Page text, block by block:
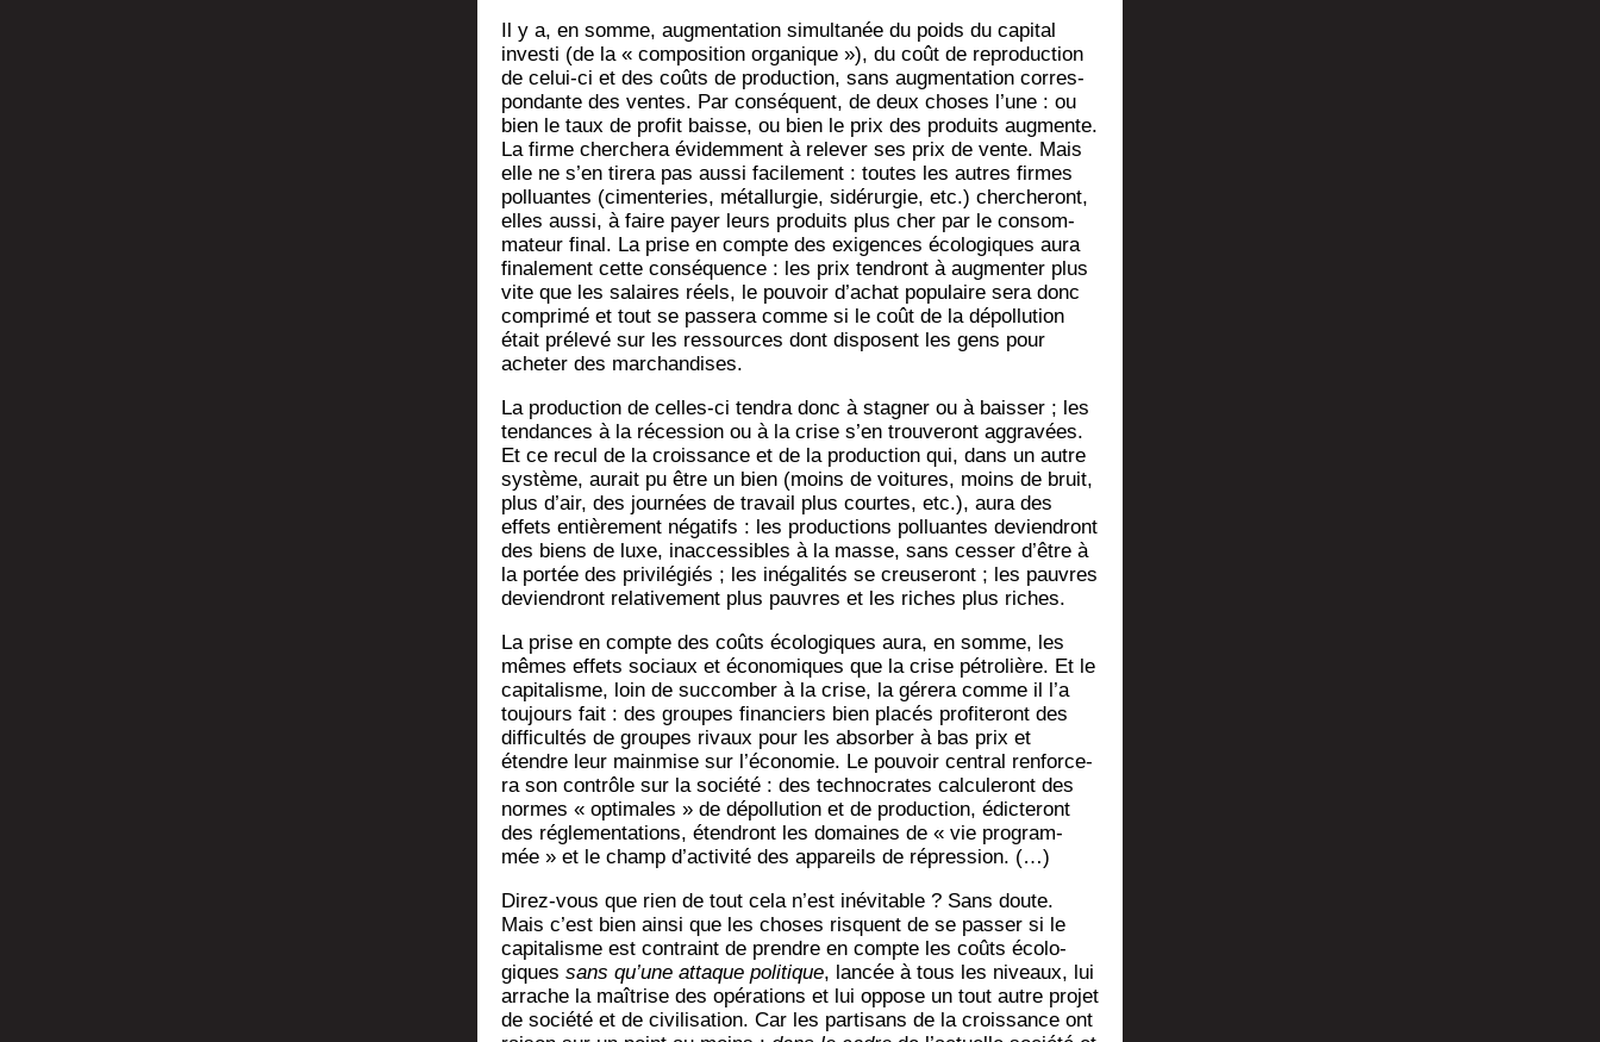
Il y a, en somme, aug­men­ta­tion simul­ta­née du poids du capi­tal
inves­ti (de la « com­po­si­tion orga­nique »), du coût de repro­duc­tion
de celui-ci et des coûts de pro­duc­tion, sans aug­men­ta­tion cor­res­
pon­dante des ventes. Par consé­quent, de deux choses l’une : ou
bien le taux de pro­fit baisse, ou bien le prix des pro­duits aug­mente.
La firme cher­che­ra évi­dem­ment à rele­ver ses prix de vente. Mais
elle ne s’en tire­ra pas aus­si faci­le­ment : toutes les autres firmes
pol­luantes (cimen­te­ries, métal­lur­gie, sidé­rur­gie, etc.) cher­che­ront,
elles aus­si, à faire payer leurs pro­duits plus cher par le consom­
ma­teur final. La prise en compte des exi­gences éco­lo­giques aura
fina­le­ment cette consé­quence : les prix ten­dront à aug­men­ter plus
vite que les salaires réels, le pou­voir d’achat popu­laire sera donc
com­pri­mé et tout se pas­se­ra comme si le coût de la dépol­lu­tion
était pré­le­vé sur les res­sources dont dis­posent les gens pour
ache­ter des marchandises.
La pro­duc­tion de celles-ci ten­dra donc à stag­ner ou à bais­ser ; les
ten­dances à la réces­sion ou à la crise s’en trou­ve­ront aggra­vées.
Et ce recul de la crois­sance et de la pro­duc­tion qui, dans un autre
sys­tème, aurait pu être un bien (moins de voi­tures, moins de bruit,
plus d’air, des jour­nées de tra­vail plus courtes, etc.), aura des
effets entiè­re­ment néga­tifs : les pro­duc­tions pol­luantes devien­dront
des biens de luxe, inac­ces­sibles à la masse, sans ces­ser d’être à
la por­tée des pri­vi­lé­giés ; les inéga­li­tés se creu­se­ront ; les pauvres
devien­dront rela­ti­ve­ment plus pauvres et les riches plus riches.
La prise en compte des coûts éco­lo­giques aura, en somme, les
mêmes effets sociaux et éco­no­miques que la crise pétro­lière. Et le
capi­ta­lisme, loin de suc­com­ber à la crise, la gére­ra comme il l’a
tou­jours fait : des groupes finan­ciers bien pla­cés pro­fi­te­ront des
dif­fi­cul­tés de groupes rivaux pour les absor­ber à bas prix et
étendre leur main­mise sur l’économie. Le pou­voir cen­tral ren­for­ce­
ra son contrôle sur la socié­té : des tech­no­crates cal­cu­le­ront des
normes « opti­males » de dépol­lu­tion et de pro­duc­tion, édic­te­ront
des régle­men­ta­tions, éten­dront les domaines de « vie pro­gram­
mée » et le champ d’activité des appa­reils de répression. (…)
Direz-vous que rien de tout cela n’est inévi­table ? Sans doute.
Mais c’est bien ain­si que les choses risquent de se pas­ser si le
capi­ta­lisme est contraint de prendre en compte les coûts éco­lo­
giques sans qu’une attaque poli­tique, lan­cée à tous les niveaux, lui
arrache la maî­trise des opé­ra­tions et lui oppose un tout autre pro­jet
de socié­té et de civi­li­sa­tion. Car les par­ti­sans de la crois­sance ont